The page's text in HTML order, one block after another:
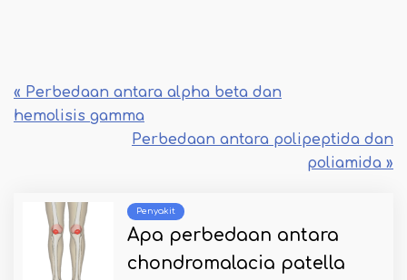
« Perbedaan antara alpha beta dan
hemolisis gamma
Perbedaan antara polipeptida dan
poliamida »
Penyakit
Apa perbedaan antara
chondromalacia patella